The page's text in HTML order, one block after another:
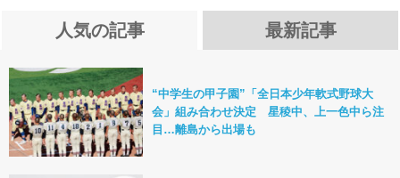
人気の記事 最新記事
“中学生の甲子園”「全日本少年軟式野球大
会」組み合わせ決定 星稜中、上一色中ら注
目…離島から出場も